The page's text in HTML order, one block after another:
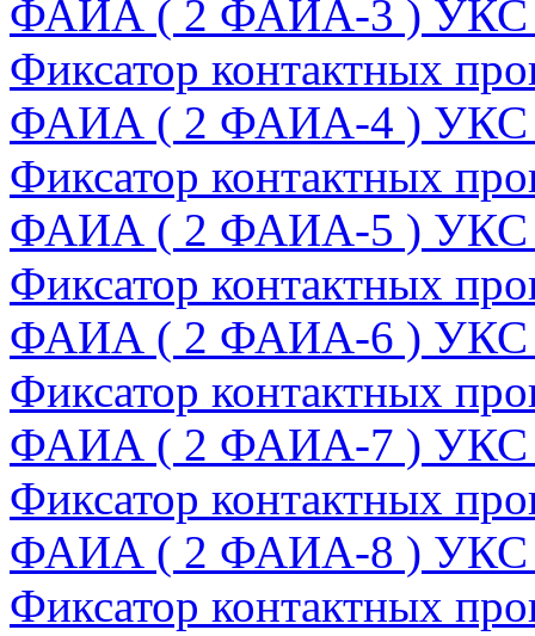
ФАИА ( 2 ФАИА-3 ) УКС
Фиксатор контактных
ФАИА ( 2 ФАИА-4 ) УКС
Фиксатор контактных
ФАИА ( 2 ФАИА-5 ) УКС
Фиксатор контактных
ФАИА ( 2 ФАИА-6 ) УКС
Фиксатор контактных
ФАИА ( 2 ФАИА-7 ) УКС
Фиксатор контактных
ФАИА ( 2 ФАИА-8 ) УКС
Фиксатор контактных